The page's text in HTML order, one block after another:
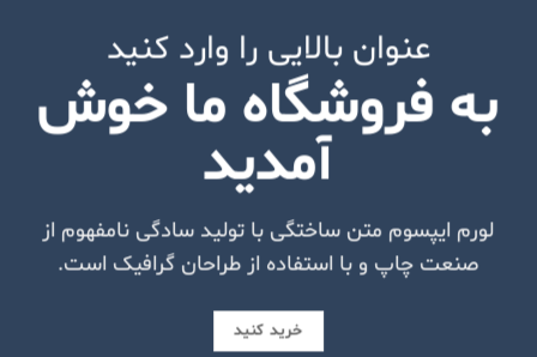
عنوان بالایی را وارد کنید
به فروشگاه ما خوش
آمدید
لورم ایپسوم متن ساختگی با تولید سادگی نامفهوم از
صنعت چاپ و با استفاده از طراحان گرافیک است.
خرید کنید